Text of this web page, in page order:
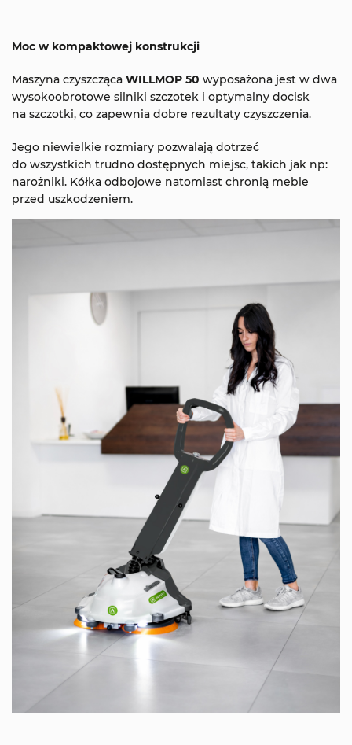
Moc w kompaktowej konstrukcji
Maszyna czyszcząca WILLMOP 50 wyposażona jest w dwa
wysokoobrotowe silniki szczotek i optymalny docisk
na szczotki, co zapewnia dobre rezultaty czyszczenia.
Jego niewielkie rozmiary pozwalają dotrzeć
do wszystkich trudno dostępnych miejsc, takich jak np:
narożniki. Kółka odbojowe natomiast chronią meble
przed uszkodzeniem.